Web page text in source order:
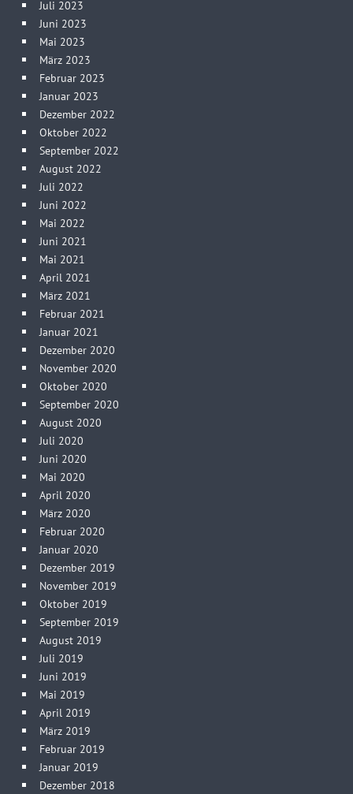
Juli 2023
Juni 2023
Mai 2023
März 2023
Februar 2023
Januar 2023
Dezember 2022
Oktober 2022
September 2022
August 2022
Juli 2022
Juni 2022
Mai 2022
Juni 2021
Mai 2021
April 2021
März 2021
Februar 2021
Januar 2021
Dezember 2020
November 2020
Oktober 2020
September 2020
August 2020
Juli 2020
Juni 2020
Mai 2020
April 2020
März 2020
Februar 2020
Januar 2020
Dezember 2019
November 2019
Oktober 2019
September 2019
August 2019
Juli 2019
Juni 2019
Mai 2019
April 2019
März 2019
Februar 2019
Januar 2019
Dezember 2018